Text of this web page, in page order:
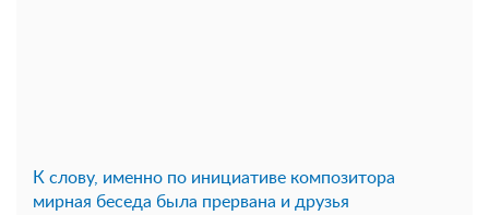
К слову, именно по инициативе композитора
мирная беседа была прервана и друзья